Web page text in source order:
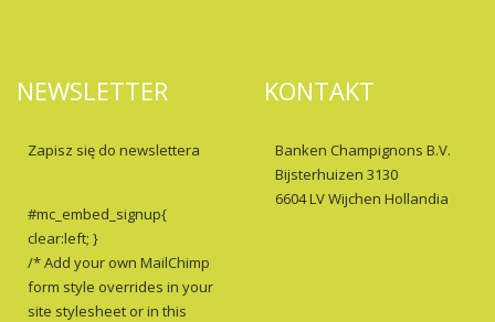
NEWSLETTER
Zapisz się do newslettera
#mc_embed_signup{
clear:left; }
/* Add your own MailChimp
form style overrides in your
site stylesheet or in this
KONTAKT
Banken Champignons B.V.
Bijsterhuizen 3130
6604 LV Wijchen Hollandia